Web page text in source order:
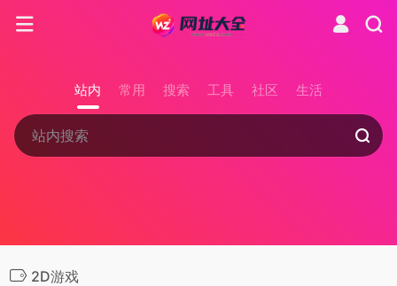
站内 常用 搜索 工具 社区 生活
2D游戏